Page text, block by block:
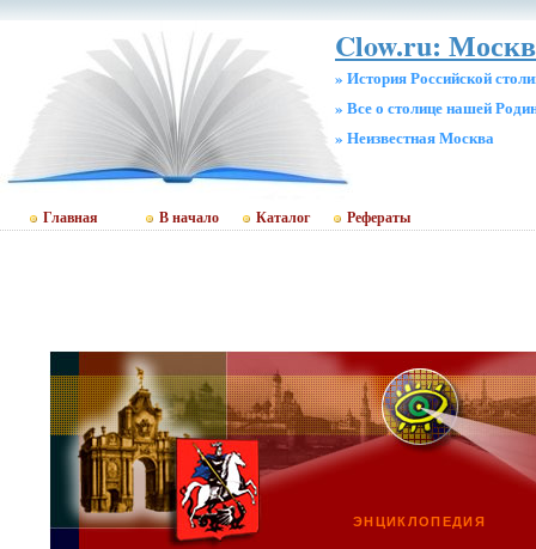
Clow.ru:
» История Российской
» Все о столице нашей
» Неизвестная Москва
Главная В начало Каталог Рефераты
ЭНЦИКЛОПЕДИЯ